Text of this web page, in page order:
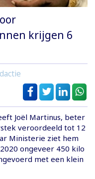
krijgen 6
Joël Martinus, beter
veroordeeld tot 12
Ministerie ziet hem
ongeveer 450 kilo
met een klein